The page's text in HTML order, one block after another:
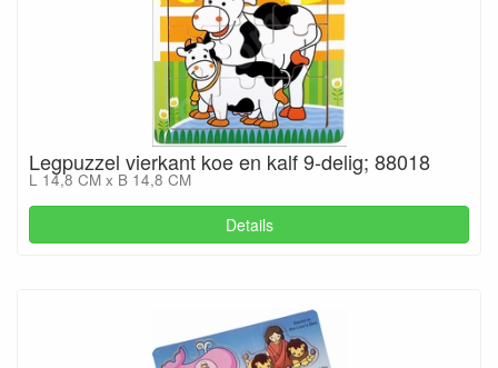
Legpuzzel vierkant koe en kalf 9-delig; 88018
L 14,8 CM x B 14,8 CM
Details